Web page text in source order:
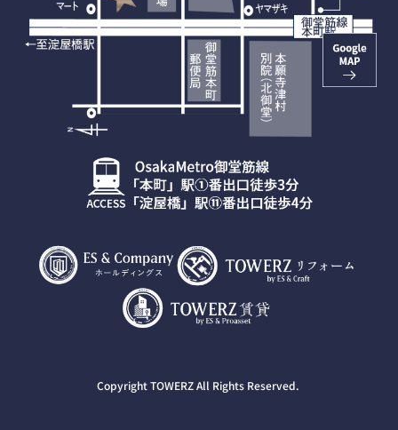
Copyright TOWERZ All Rights Reserved.